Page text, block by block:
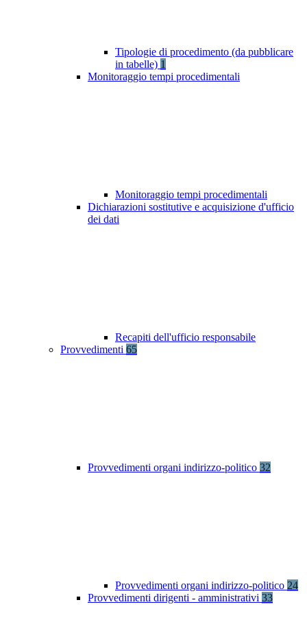
Tipologie di procedimento (da pubblicare
in tabelle) 1
Monitoraggio tempi procedimentali
Monitoraggio tempi procedimentali
Dichiarazioni sostitutive e acquisizione d'ufficio
dei dati
Recapiti dell'ufficio responsabile
Provvedimenti 65
Provvedimenti organi indirizzo-politico 32
Provvedimenti organi indirizzo-politico 24
Provvedimenti dirigenti - amministrativi 33